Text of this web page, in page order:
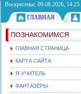
Воскресенье, 09.08.2026, 14:25
ГЛАВНАЯ
ПОЗНАКОМИМСЯ
ГЛАВНАЯ СТРАНИЦА
КАРТА САЙТА
Я-УЧИТЕЛЬ
ФАНТАЗЁРЫ